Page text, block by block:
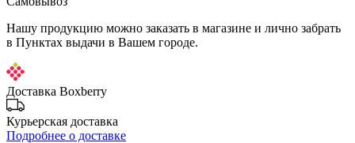
Нашу продукцию можно заказать в магазине и лично забрать
в Пунктах выдачи в Вашем городе.
Доставка Boxberry
Курьерская доставка
Подробнее о доставке